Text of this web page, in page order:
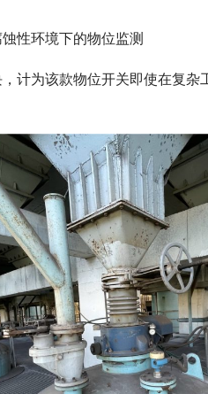
性环境下的物位监测
为该款物位开关即使在复杂